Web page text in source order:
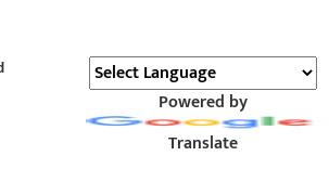
Powered by
Translate